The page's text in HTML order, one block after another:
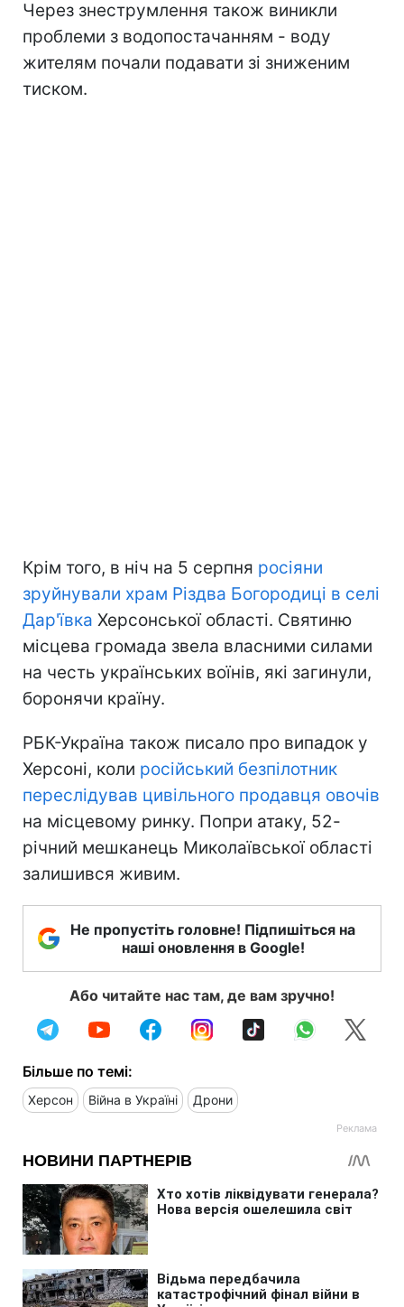
Через знеструмлення також виникли
проблеми з водопостачанням - воду
жителям почали подавати зі зниженим
тиском.
Крім того, в ніч на 5 серпня росіяни
зруйнували храм Різдва Богородиці в селі
Дар'ївка Херсонської області. Святиню
місцева громада звела власними силами
на честь українських воїнів, які загинули,
боронячи країну.
РБК-Україна також писало про випадок у
Херсоні, коли російський безпілотник
переслідував цивільного продавця овочів
на місцевому ринку. Попри атаку, 52-
річний мешканець Миколаївської області
залишився живим.
Не пропустіть головне! Підпишіться на
наші оновлення в Google!
Або читайте нас там, де вам зручно!
Більше по темі:
Херсон Війна в Україні Дрони